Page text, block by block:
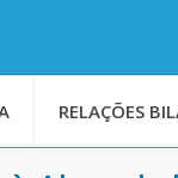
RELAÇÕES